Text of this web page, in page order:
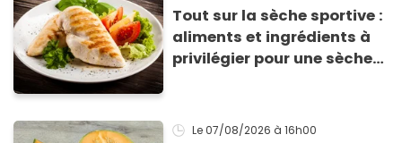
Tout sur la sèche sportive :
aliments et ingrédients à
privilégier pour une sèche
Le 07/08/2026 à 16h00